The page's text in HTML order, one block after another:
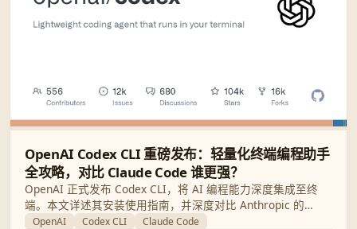
OpenAI Codex CLI 重磅发布：轻量化终端编程助手
全攻略，对比 Claude Code 谁更强？
OpenAI 正式发布 Codex CLI，将 AI 编程能力深度集成至终
端。本文详述其安装使用指南，并深度对比 Anthropic 的
Claude Code，助你选择最适合的命令行 AI 工具。
OpenAI Codex CLI
Claude Code